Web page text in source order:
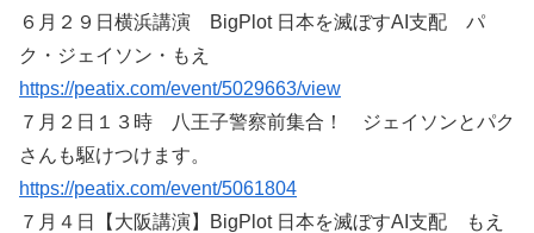
６月２９日横浜講演 BigPlot 日本を滅ぼすAI支配 パ
ク・ジェイソン・もえ
https://peatix.com/event/5029663/view
７月２日１３時 八王子警察前集合！ ジェイソンとパク
さんも駆けつけます。
https://peatix.com/event/5061804
７月４日【大阪講演】BigPlot 日本を滅ぼすAI支配 もえ